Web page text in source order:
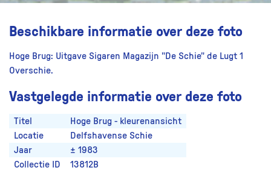
Beschikbare informatie over deze foto
Hoge Brug: Uitgave Sigaren Magazijn "De Schie" de Lugt 1
Overschie.
Vastgelegde informatie over deze foto
Titel
Hoge Brug - kleurenansicht
Locatie
Delfshavense Schie
Jaar
± 1983
Collectie ID
13812B